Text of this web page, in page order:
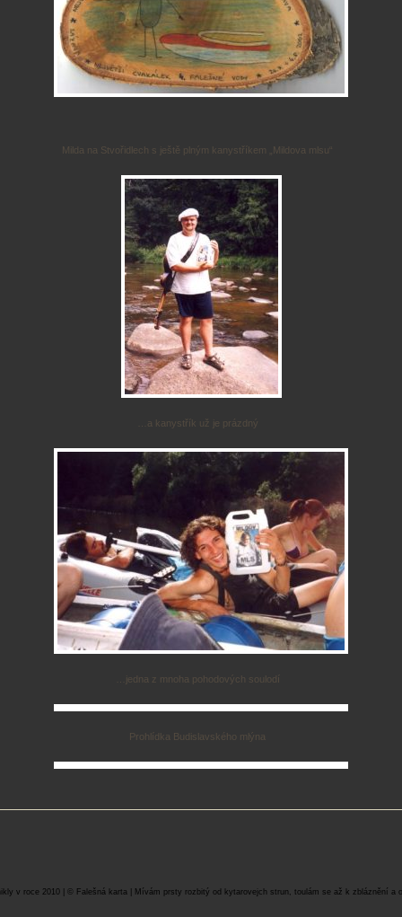
Milda na Stvořidlech s ještě plným kanystříkem „Mildova mlsu“
…a kanystřík už je prázdný
…jedna z mnoha pohodových soulodí
Prohlídka Budislavského mlýna
v roce 2010 | © Falešná karta | Mívám prsty rozbitý od kytarovejch strun, toulám se až k zbláznění a